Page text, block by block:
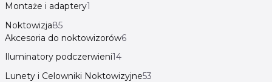
Montaże i adaptery1
Noktowizja85
Akcesoria do noktowizorów6
Iluminatory podczerwieni14
Lunety i Celowniki Noktowizyjne53